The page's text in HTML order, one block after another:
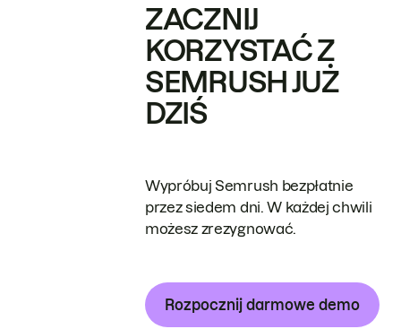
ZACZNIJ
KORZYSTAĆ Z
SEMRUSH JUŻ
DZIŚ
Wypróbuj Semrush bezpłatnie
przez siedem dni. W każdej chwili
możesz zrezygnować.
Rozpocznij darmowe demo